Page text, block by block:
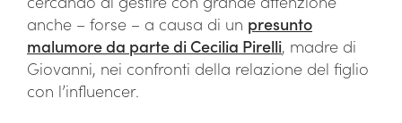
anche – forse – a causa di un presunto
malumore da parte di Cecilia Pirelli, madre di
Giovanni, nei confronti della relazione del figlio
con l’influencer.